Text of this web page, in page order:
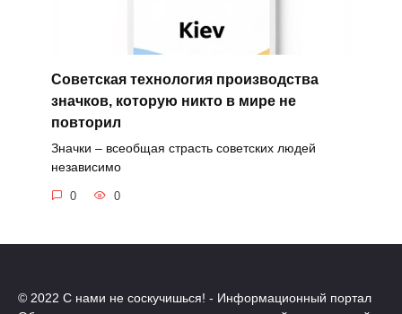
Советская технология производства
значков, которую никто в мире не
повторил
Значки – всеобщая страсть советских людей
независимо
0 0
© 2022 С нами не соскучишься! - Информационный портал